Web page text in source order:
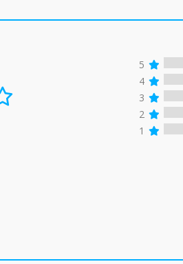
5
4
3
2
1